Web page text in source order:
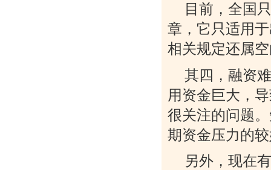
目前，全国
章，它只适用
相关规定还属
其四，融资
用资金巨大，
很关注的问题
期资金压力的
另外，现在